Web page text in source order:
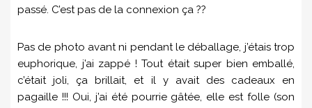
passé. C’est pas de la connexion ça ??
Pas de photo avant ni pendant le déballage, j’étais trop
euphorique, j’ai zappé ! Tout était super bien emballé,
c’était joli, ça brillait, et il y avait des cadeaux en
pagaille !!! Oui, j’ai été pourrie gâtée, elle est folle (son